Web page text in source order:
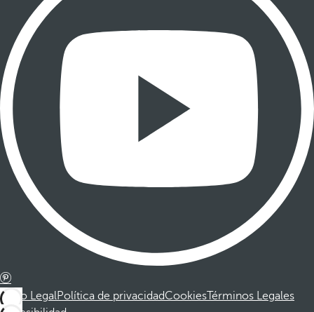
Aviso LegalPolítica de privacidadCookiesTérminos Legales